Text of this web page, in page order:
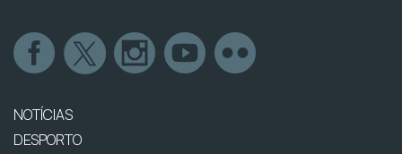
NOTÍCIAS
DESPORTO